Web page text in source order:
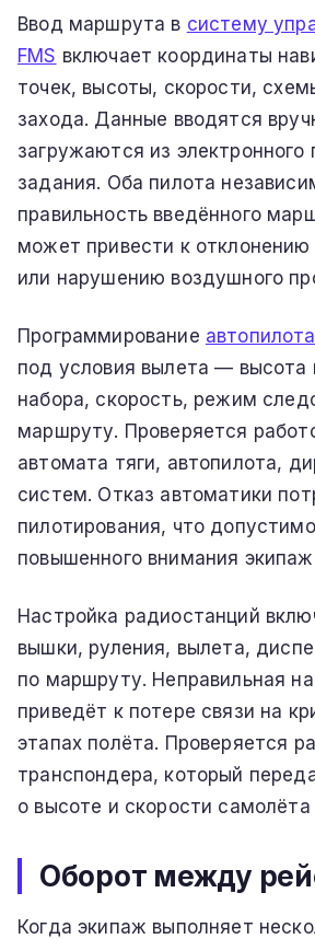
Ввод маршрута в систему
FMS включает координаты
точек, высоты, скорости,
захода. Данные вводятся
загружаются из электронного
задания. Оба пилота
правильность введённого
может привести к
или нарушению воздушного
Программирование автопилота
под условия вылета — высота
набора, скорость, режим
маршруту. Проверяется
автомата тяги, автопилота,
систем. Отказ автоматики
пилотирования, что
повышенного внимания
Настройка радиостанций
вышки, руления, вылета,
по маршруту. Неправильная
приведёт к потере связи на
этапах полёта. Проверяется
транспондера, который
о высоте и скорости
Оборот между
Когда экипаж выполняет